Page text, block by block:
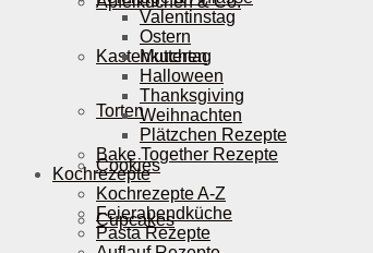
Kastenkuchen
Torten
Cookies
Cupcakes
Valentinstag
Ostern
Muttertag
Halloween
Thanksgiving
Weihnachten
Plätzchen Rezepte
Bake Together Rezepte
Kochrezepte
Kochrezepte A-Z
Feierabendküche
Pasta Rezepte